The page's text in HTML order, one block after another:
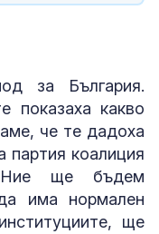
за България.
показаха какво
че те дадоха
партия коалиция
Ние ще бъдем
има нормален
ще